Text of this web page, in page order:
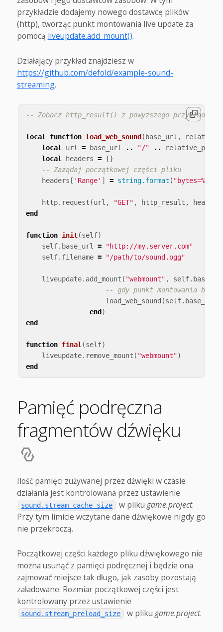
przykładzie dodajemy nowego dostawcę plików
(http), tworząc punkt montowania live update za
pomocą liveupdate.add_mount().
Działający przykład znajdziesz w
https://github.com/defold/example-sound-
streaming.
-- Zobacz http_result() z powyższego przykładu
local function load_web_sound ( base_url ,
local url = base_url .. "/" ..
relative_path
local
headers = {}
-- Zażądaj początkowej części pliku
headers [ 'Range' ] = string.format ( "bytes=%d-
http. request (url , "GET" , http_result , headers
end
function init(self)
self. base_url =
"http://my.server.com"
self. filename = "/path/to/sound.ogg"
liveupdate. add_mount ( "webmount" , self.
-- gdy punkt montowania
load_web_sound (self. base_url
end )
end
function final(self)
liveupdate. remove_mount ( "webmount")
end
Pamięć podręczna
fragmentów dźwięku
Ilość pamięci zużywanej przez dźwięki w czasie
działania jest kontrolowana przez ustawienie
sound.stream_cache_size w pliku game.project.
Przy tym limicie wczytane dane dźwiękowe nigdy go
nie przekroczą.
Początkowej części każdego pliku dźwiękowego nie
można usunąć z pamięci podręcznej i będzie ona
zajmować miejsce tak długo, jak zasoby pozostają
załadowane. Rozmiar początkowej części jest
kontrolowany przez ustawienie
sound.stream_preload_size w pliku game.project.